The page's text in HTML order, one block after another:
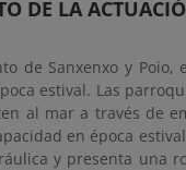
DE LA
de Sanxenxo y
estival. Las
al mar a través de
en época
y presenta una